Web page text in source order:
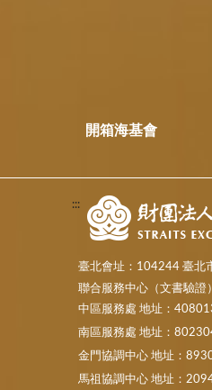
開箱海基會
:::
臺北會址：104244 臺北
聯合服務中心（文書驗
中區服務處 地址：
南區服務處 地址：
金門協調中心 地址：
馬祖協調中心 地址：